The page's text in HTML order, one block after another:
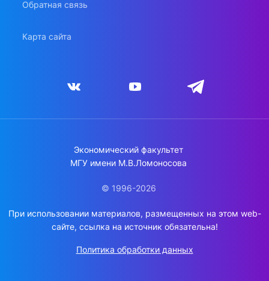
Обратная связь
Карта сайта
Экономический факультет
МГУ имени М.В.Ломоносова
© 1996-2026
При использовании материалов, размещенных на этом web-
сайте, ссылка на источник обязательна!
Политика обработки данных